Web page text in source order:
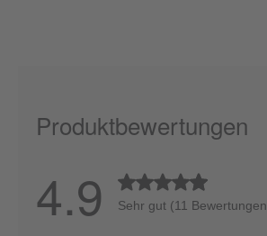
Produktbewertungen
4.9 Durchschnittliche
Sehr gut (11